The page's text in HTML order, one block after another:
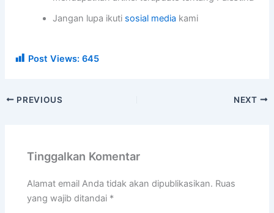
Jangan lupa ikuti sosial media kami
Post Views: 645
PREVIOUS NEXT
Tinggalkan Komentar
Alamat email Anda tidak akan dipublikasikan. Ruas
yang wajib ditandai *